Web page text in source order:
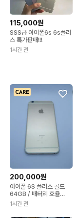
115,000원
SSS급 아이폰6s 6s플러
스 특가판매!!!
1시간 전
200,000원
아이폰 6S 플러스 골드
64GB / 배터리 효율
100%
1시간 전